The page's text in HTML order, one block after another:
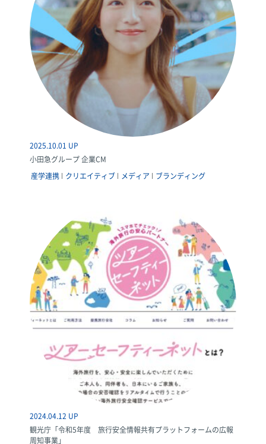
2025.10.01 UP
小田急グループ 企業CM
産学連携
クリエイティブ メディア ブランディング
2024.04.12 UP
観光庁「令和5年度 旅行安全情報共有プラットフォームの広報
周知事業」